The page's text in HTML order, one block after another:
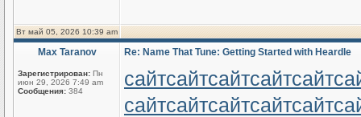
Вт май 05, 2026 10:39 am
Max Taranov
Зарегистрирован: Пн
июн 29, 2026 7:49 am
Сообщения: 384
Re: Name That Tune: Getting Started with Heardle
сайтсайтсайтсайтсайт
сайтсайтсайтсайтсайт